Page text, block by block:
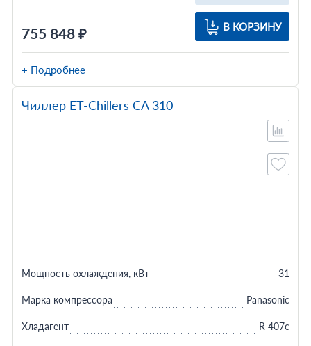
755 848 ₽ В КОРЗИНУ
+ Подробнее
Чиллер ET-Chillers CA 310
Мощность охлаждения, кВт 31
Марка компрессора Panasonic
Хладагент R 407c